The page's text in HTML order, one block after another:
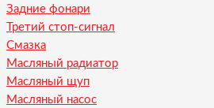
Задние фонари
Третий стоп-сигнал
Смазка
Масляный радиатор
Масляный щуп
Масляный насос